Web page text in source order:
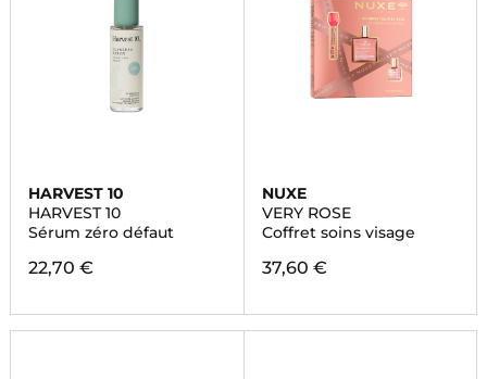
HARVEST 10
HARVEST 10
Sérum zéro défaut
22,70 €
NUXE
VERY ROSE
Coffret soins visage
37,60 €